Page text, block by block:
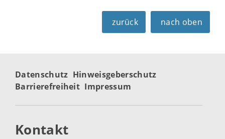
zurück nach oben
Datenschutz Hinweisgeberschutz
Barrierefreiheit Impressum
Kontakt